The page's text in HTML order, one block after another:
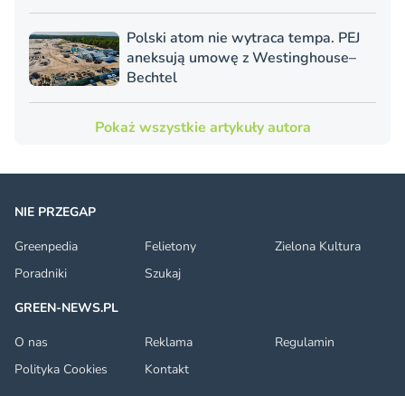
Polski atom nie wytraca tempa. PEJ
aneksują umowę z Westinghouse–
Bechtel
Pokaż wszystkie artykuły autora
NIE PRZEGAP
Greenpedia
Felietony
Zielona Kultura
Poradniki
Szukaj
GREEN-NEWS.PL
O nas
Reklama
Regulamin
Polityka Cookies
Kontakt